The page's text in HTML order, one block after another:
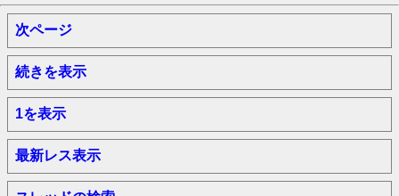
次ページ
続きを表示
1を表示
最新レス表示